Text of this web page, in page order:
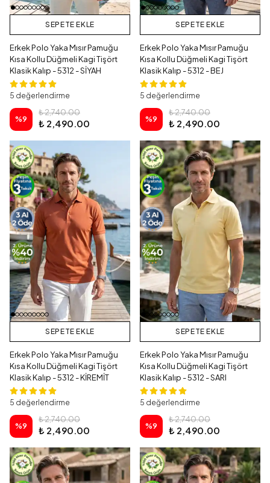
SEPETE EKLE
Erkek Polo Yaka Mısır Pamuğu
Kısa Kollu Düğmeli Kagi Tişört
Klasik Kalıp - 5312 - SİYAH
5 değerlendirme
%9
₺ 2,740.00
₺ 2,490.00
SEPETE EKLE
Erkek Polo Yaka Mısır Pamuğu
Kısa Kollu Düğmeli Kagi Tişört
Klasik Kalıp - 5312 - BEJ
5 değerlendirme
%9
₺ 2,740.00
₺ 2,490.00
SEPETE EKLE
Erkek Polo Yaka Mısır Pamuğu
Kısa Kollu Düğmeli Kagi Tişört
Klasik Kalıp - 5312 - KİREMİT
5 değerlendirme
%9
₺ 2,740.00
₺ 2,490.00
SEPETE EKLE
Erkek Polo Yaka Mısır Pamuğu
Kısa Kollu Düğmeli Kagi Tişört
Klasik Kalıp - 5312 - SARI
5 değerlendirme
%9
₺ 2,740.00
₺ 2,490.00